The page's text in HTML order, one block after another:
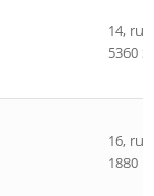
14,
5360
16,
1880